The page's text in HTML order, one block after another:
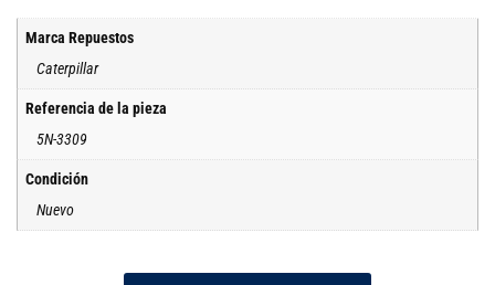
Marca Repuestos
Caterpillar
Referencia de la pieza
5N-3309
Condición
Nuevo